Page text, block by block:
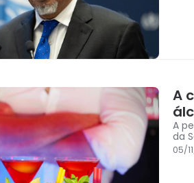
A
A
da
05/